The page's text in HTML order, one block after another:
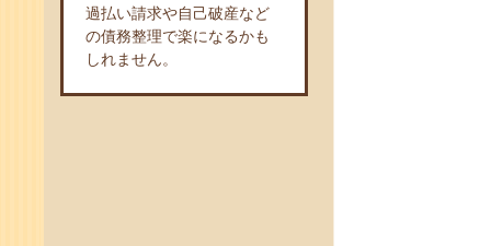
過払い請求や自己破産など
の債務整理で楽になるかも
しれません。